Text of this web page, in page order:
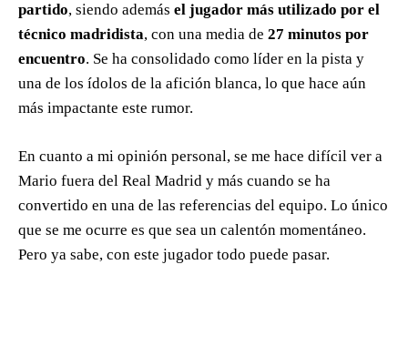
partido, siendo además el jugador más utilizado por el
técnico madridista, con una media de 27 minutos por
encuentro. Se ha consolidado como líder en la pista y
una de los ídolos de la afición blanca, lo que hace aún
más impactante este rumor.
En cuanto a mi opinión personal, se me hace difícil ver a
Mario fuera del Real Madrid y más cuando se ha
convertido en una de las referencias del equipo. Lo único
que se me ocurre es que sea un calentón momentáneo.
Pero ya sabe, con este jugador todo puede pasar.